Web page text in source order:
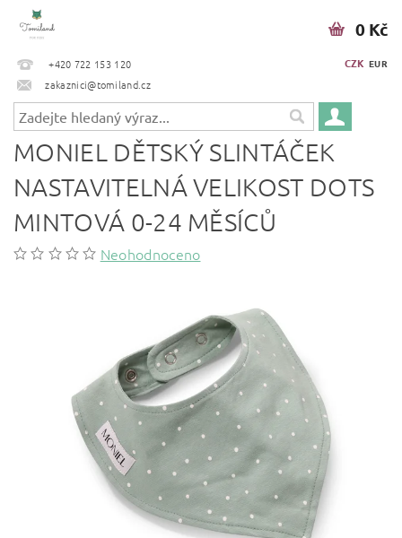
+420 722 153 120
zakaznici@tomiland.cz
CZK EUR
0 Kč
MONIEL DĚTSKÝ SLINTÁČEK
NASTAVITELNÁ VELIKOST DOTS
MINTOVÁ 0-24 MĚSÍCŮ
Neohodnoceno